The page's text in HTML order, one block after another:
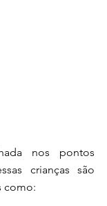
nos pontos
crianças são
como: